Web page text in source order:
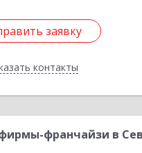
заявку
контакты
заявку
Назад
франчайзи в